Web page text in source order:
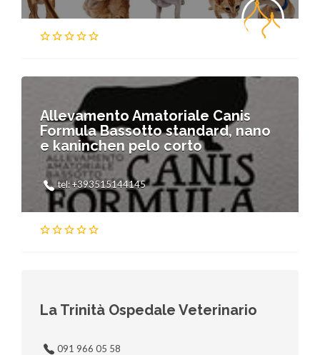
Allevamento Amatoriale Canis
Formula Bassotto standard, nano
e kaninchen pelo corto
tel: +393515144145
La Trinità Ospedale Veterinario
091 966 05 58